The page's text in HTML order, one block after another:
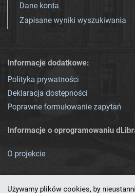
Dane konta
Zapisane wyniki wyszukiwania
Informacje dodatkowe:
Polityka prywatności
Deklaracja dostępności
Poprawne formułowanie zapytań
Informacje o oprogramowaniu
O projekcie
Używamy plików cookies, by